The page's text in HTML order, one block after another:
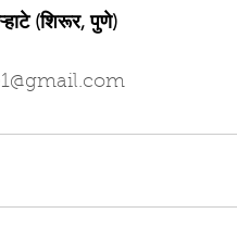
(शिरूर, पुणे)